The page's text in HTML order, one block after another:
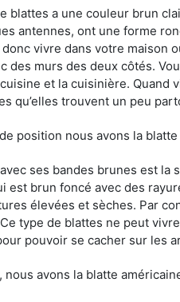
blattes a une couleur brun
antennes, ont une forme
vivre dans votre maison
des murs des deux côtés.
et la cuisinière. Quand
qu’elles trouvent un peu
position nous avons la
ses bandes brunes est la
est brun foncé avec des
élevées et sèches. Par
type de blattes ne peut
pouvoir se cacher sur les
nous avons la blatte